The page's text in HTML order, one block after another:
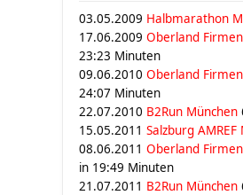
03.05.2009 Halbmarathon
17.06.2009 Oberland
23:23 Minuten
09.06.2010 Oberland
24:07 Minuten
22.07.2010 B2Run München
15.05.2011 Salzburg
08.06.2011 Oberland
in 19:49 Minuten
21.07.2011 B2Run München